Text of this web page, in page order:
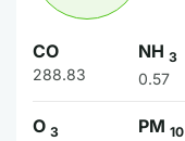
CO
288.83
NH 3
0.57
O 3 PM 10